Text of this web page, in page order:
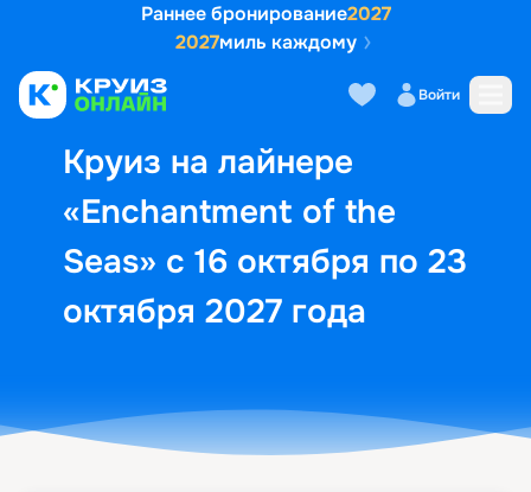
Раннее бронирование2027
2027миль каждому
Войти
Круиз на лайнере
«Enchantment of the
Seas» с 16 октября по 23
октября 2027 года
Выбор кают Маршрут и